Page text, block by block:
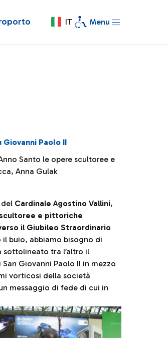
IT Menu
Giovanni Paolo II
Santo le opere scultoree e
Anna Gulak
del Cardinale Agostino Vallini,
e pittoriche
il Giubileo Straordinario
buio, abbiamo bisogno di
sottolineato tra l’altro il
Giovanni Paolo II in mezzo
vorticosi della società
messaggio di fede di cui in